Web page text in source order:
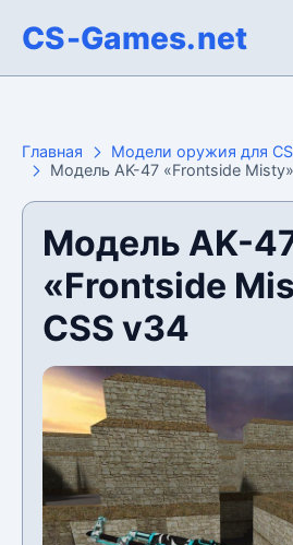
CS-Games.net
Главная
Модели оружия для
Модель AK-47 «Frontside
Модель AK-
«Frontside
CSS v34